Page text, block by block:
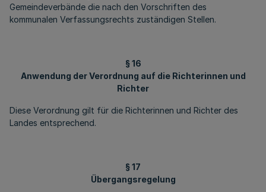
Gemeindeverbände die nach den Vorschriften des
kommunalen Verfassungsrechts zuständigen Stellen.
§ 16
Anwendung der Verordnung auf die Richterinnen und
Richter
Diese Verordnung gilt für die Richterinnen und Richter des
Landes entsprechend.
§ 17
Übergangsregelung